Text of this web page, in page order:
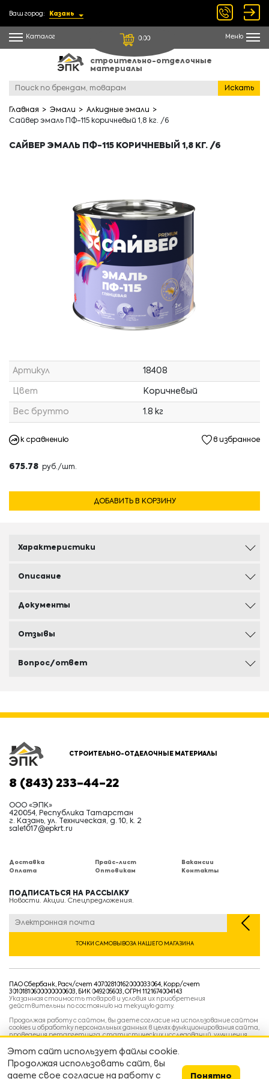
Ваш город: Казань
Каталог 0.00 Меню
строительно-отделочные
материалы
Искать
Главная Эмали
Алкидные эмали
Сайвер эмаль ПФ-115 коричневый 1,8 кг. /6
САЙВЕР ЭМАЛЬ ПФ-115 КОРИЧНЕВЫЙ 1,8 КГ. /6
Артикул 18408
Цвет Коричневый
Вес брутто 1.8 кг
к сравнению в избранное
675.78 руб./шт.
ДОБАВИТЬ В КОРЗИНУ
Характеристики
Описание
Документы
Отзывы
Вопрос/ответ
СТРОИТЕЛЬНО-ОТДЕЛОЧНЫЕ МАТЕРИАЛЫ
8 (843) 233-44-22
ООО «ЭПК»
420054, Республика Татарстан
г. Казань, ул. Техническая, д. 10, к. 2
sale1017@epkrt.ru
Доставка
Оплата
Прайс-лист
Оптовикам
Вакансии
Контакты
ПОДПИСАТЬСЯ НА РАССЫЛКУ
Новости. Акции. Спецпредложения.
ТОЧКИ САМОВЫВОЗА НАШЕГО МАГАЗИНА
ПАО Сбербанк, Расч/счет 40702810162000033064, Корр/счет
30101810600000000603, БИК 049205603, ОГРН 1121674004143
Указанная стоимость товаров и условия их приобретения
действительны по состоянию на текущую дату.
Продолжая работу с сайтом, вы даете согласие на использование сайтом
cookies и обработку персональных данных в целях функционирования сайта,
проведения ретаргетинга, статистических исследований, улучшения
ваших предпочтений и интересов.
Политика конфиденциальности
Условия пользовательского соглашения
Условия продажи
Этот сайт использует файлы cookie.
Продолжая использовать сайт, вы
даете свое согласие на работу с
Понятно